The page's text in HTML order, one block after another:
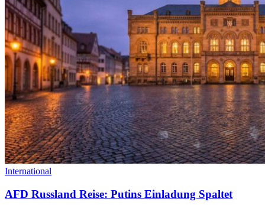
International
AFD Russland Reise: Putins Einladung Spaltet